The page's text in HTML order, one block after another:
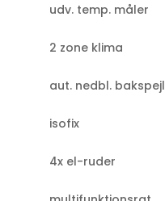
udv. temp. måler
2 zone klima
aut. nedbl. bakspejl
isofix
4x el-ruder